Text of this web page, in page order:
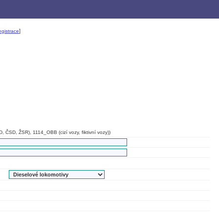
]
ČSD, ŽSR), 1114_OBB (cizí vozy, fiktivní vozy))